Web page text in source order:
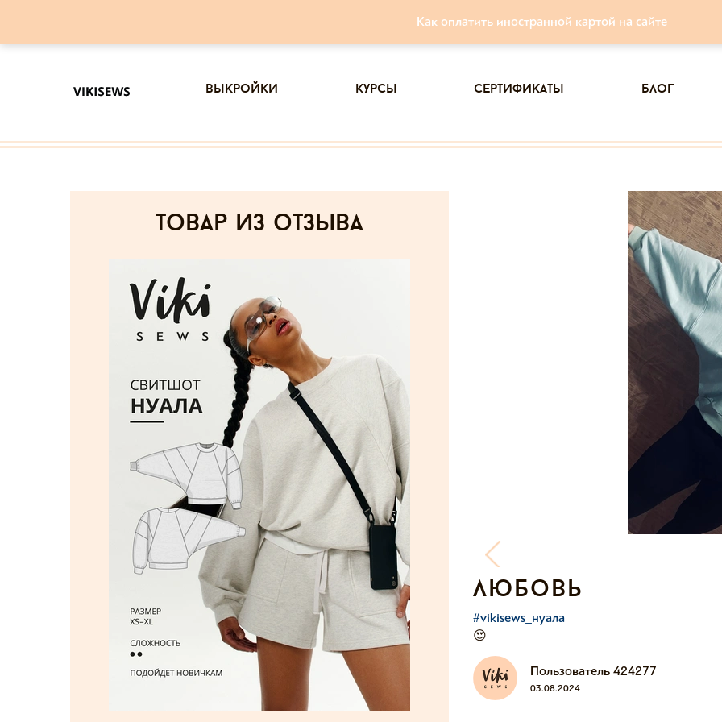
Как оплатить иностранной картой на сайте
выкройки курсы сертификаты блог
товар из отзыва
любовь
#vikisews_нуала
😍
Пользователь 424277
03.08.2024